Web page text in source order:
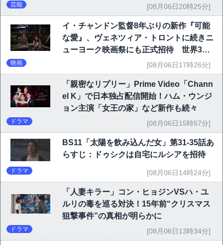
芸能 [08月06日20時25分]
イ・チャンドン監督8年ぶりの新作『可能
な愛』、ヴェネツィア・トロントに続きニ
ューヨーク映画祭にも正式招待 世界3大
映画祭で快挙｜Netflix映画
映画 [08月06日17時26分]
「親密なリプリー」Prime Video「Chann
el K」で日本独占配信開始！ハム・ウンジ
ョン主演「女王の家」など新作も続々
ドラマ [08月06日15時57分]
BS11「太陽を飲み込んだ女」第31-35話あ
らすじ：ドゥシクは自宅にルシアを招待
ドラマ [08月06日14時24分]
「人妻キラー」コン・ヒョジンVSハ・ユ
ルリの毒を巡る対決！15年前“クリスマス
狙撃事件”の真相が明らかに
ドラマ [08月06日13時34分]